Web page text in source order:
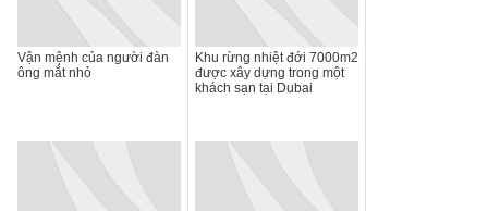
Vận mệnh của người đàn
ông mắt nhỏ
Khu rừng nhiệt đới 7000m2
được xây dựng trong một
khách sạn tại Dubai